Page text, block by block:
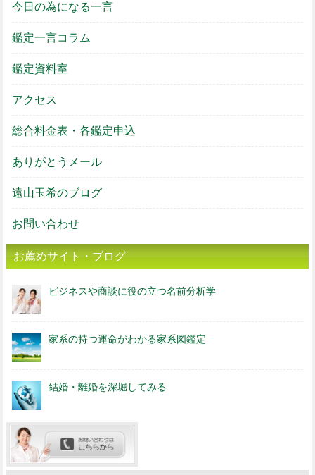
今日の為になる一言
鑑定一言コラム
鑑定資料室
アクセス
総合料金表・各鑑定申込
ありがとうメール
遠山玉希のブログ
お問い合わせ
お薦めサイト・ブログ
ビジネスや商談に役の立つ名前分析学
家系の持つ運命がわかる家系図鑑定
結婚・離婚を深堀してみる